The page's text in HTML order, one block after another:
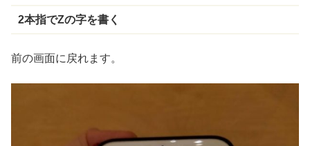
2本指でZの字を書く
前の画面に戻れます。